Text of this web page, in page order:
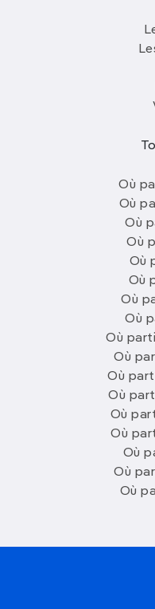
Où
Où
Où
Où
Où
Où
Où
Où
Où
Où
Où
Où
Où
Où
Où
Où
Où